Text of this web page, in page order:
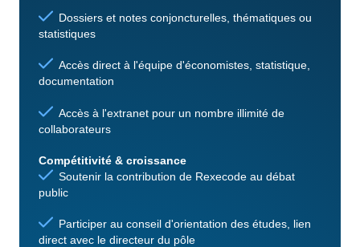
Dossiers et notes conjoncturelles, thématiques ou
statistiques
Accès direct à l'équipe d'économistes, statistique,
documentation
Accès à l'extranet pour un nombre illimité de
collaborateurs
Compétitivité & croissance
Soutenir la contribution de Rexecode au débat
public
Participer au conseil d'orientation des études, lien
direct avec le directeur du pôle